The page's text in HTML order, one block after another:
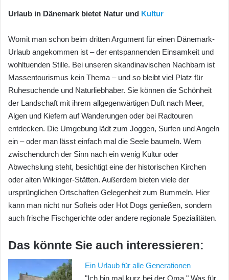
Urlaub in Dänemark bietet Natur und Kultur
Womit man schon beim dritten Argument für einen Dänemark-
Urlaub angekommen ist – der entspannenden Einsamkeit und
wohltuenden Stille. Bei unseren skandinavischen Nachbarn ist
Massentourismus kein Thema – und so bleibt viel Platz für
Ruhesuchende und Naturliebhaber. Sie können die Schönheit
der Landschaft mit ihrem allgegenwärtigen Duft nach Meer,
Algen und Kiefern auf Wanderungen oder bei Radtouren
entdecken. Die Umgebung lädt zum Joggen, Surfen und Angeln
ein – oder man lässt einfach mal die Seele baumeln. Wem
zwischendurch der Sinn nach ein wenig Kultur oder
Abwechslung steht, besichtigt eine der historischen Kirchen
oder alten Wikinger-Stätten. Außerdem bieten viele der
ursprünglichen Ortschaften Gelegenheit zum Bummeln. Hier
kann man nicht nur Softeis oder Hot Dogs genießen, sondern
auch frische Fischgerichte oder andere regionale Spezialitäten.
Das könnte Sie auch interessieren:
Ein Urlaub für alle Generationen